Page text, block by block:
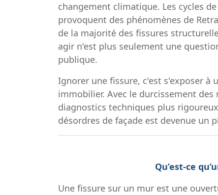
changement climatique. Les cycles
provoquent des phénomènes de
de la majorité des fissures
agir n'est plus seulement une
publique.
Ignorer une fissure, c'est s'exposer
immobilier. Avec le durcissement
diagnostics techniques plus
désordres de façade est devenue un
Qu’est-ce
Une fissure sur un mur est une